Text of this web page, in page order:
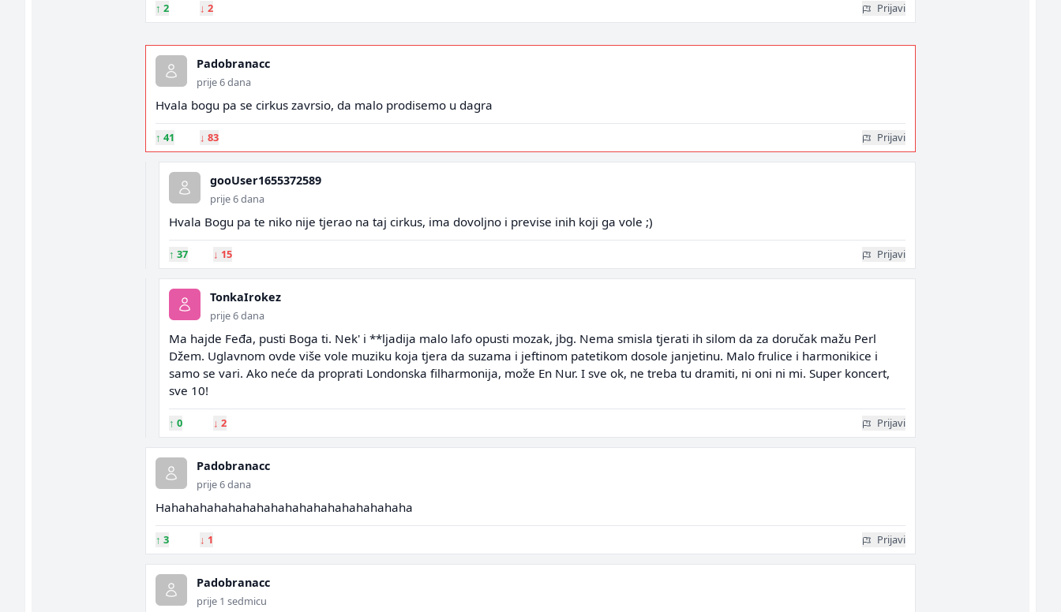
↑ 2 ↓ 2 Prijavi
Padobranacc
prije 6 dana
Hvala bogu pa se cirkus zavrsio, da malo prodisemo u dagra
↑ 41 ↓ 83 Prijavi
gooUser1655372589
prije 6 dana
Hvala Bogu pa te niko nije tjerao na taj cirkus, ima dovoljno i previse inih koji ga vole ;)
↑ 37 ↓ 15 Prijavi
TonkaIrokez
prije 6 dana
Ma hajde Feđa, pusti Boga ti. Nek' i **ljadija malo lafo opusti mozak, jbg. Nema smisla tjerati ih silom da za doručak mažu Perl
Džem. Uglavnom ovde više vole muziku koja tjera da suzama i jeftinom patetikom dosole janjetinu. Malo frulice i harmonikice i
samo se vari. Ako neće da proprati Londonska filharmonija, može En Nur. I sve ok, ne treba tu dramiti, ni oni ni mi. Super koncert,
sve 10!
↑ 0 ↓ 2 Prijavi
Padobranacc
prije 6 dana
Hahahahahahahahahahahahahahahahahaha
↑ 3 ↓ 1 Prijavi
Padobranacc
prije 1 sedmicu